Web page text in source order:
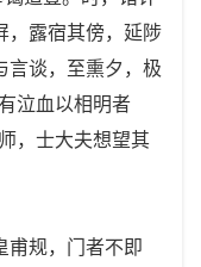
，露宿其傍，延陟
言谈，至熏夕，极
泣血以相明者
，士大夫想望其
规，门者不即